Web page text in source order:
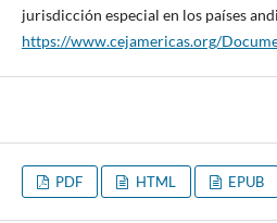
jurisdicción especial en los países
https://www.cejamericas.org/
PDF HTML EPUB